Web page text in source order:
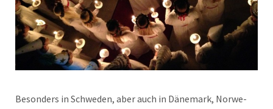
Beson­ders in Schwe­den, aber auch in Däne­mark, Nor­we­